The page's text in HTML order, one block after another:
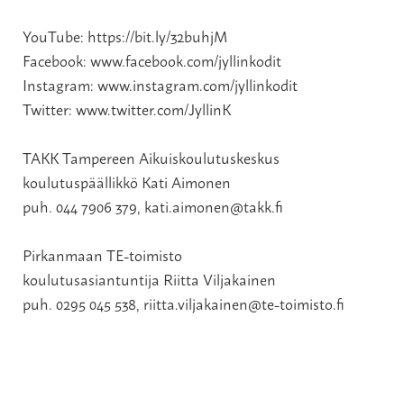
YouTube: https://bit.ly/32buhjM
Facebook:www.facebook.com/jyllinkodit
Instagram:www.instagram.com/jyllinkodit
Twitter:www.twitter.com/JyllinK
TAKK Tampereen Aikuiskoulutuskeskus
koulutuspäällikkö Kati Aimonen
puh. 044 7906 379, kati.aimonen@takk.fi
Pirkanmaan TE-toimisto
koulutusasiantuntija Riitta Viljakainen
puh. 0295 045 538, riitta.viljakainen@te-toimisto.fi